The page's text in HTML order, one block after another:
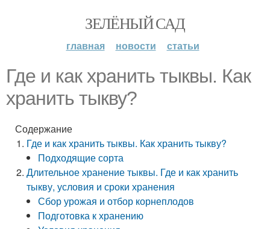
ЗЕЛЁНЫЙ САД
главная новости статьи
Где и как хранить тыквы. Как
хранить тыкву?
Содержание
Где и как хранить тыквы. Как хранить тыкву?
Подходящие сорта
Длительное хранение тыквы. Где и как хранить
тыкву, условия и сроки хранения
Сбор урожая и отбор корнеплодов
Подготовка к хранению